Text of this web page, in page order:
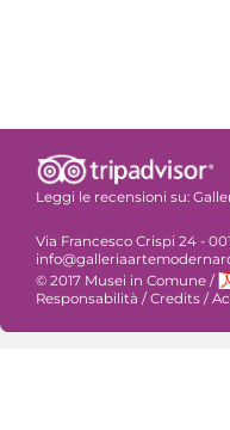
Leggi le recensioni su:
Via Francesco Crispi 24 -
© 2017 Musei in Comune /
Responsabilità / Credits /